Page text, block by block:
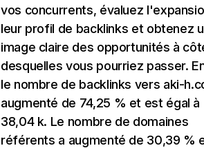
vos concurrents, évaluez
leur profil de backlinks et obtenez
image claire des opportunités à
desquelles vous pourriez passer.
le nombre de backlinks vers aki-
augmenté de 74,25 % et est égal à
38,04 k. Le nombre de domaines
référents a augmenté de 30,39 %